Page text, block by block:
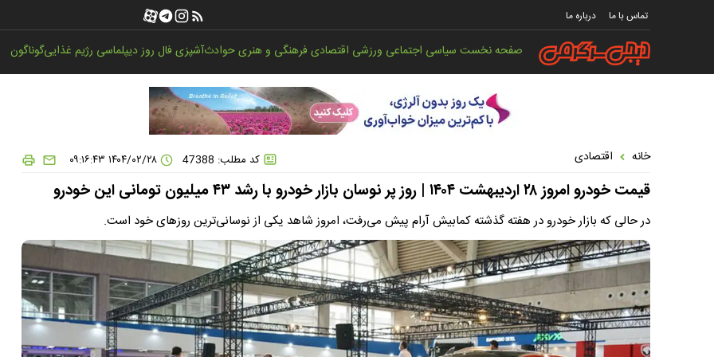
تماس با ما درباره ما
صفحه نخستسیاسی اجتماعی ورزشی اقتصادیفرهنگی و هنریحوادثآشپزیفال روزدیپلماسی رژیم غذاییگوناگون
خانه اقتصادی کد مطلب: 47388 ۱۴۰۴/۰۲/۲۸ ۰۹:۱۶:۴۳
قیمت خودرو امروز ۲۸ اردیبهشت ۱۴۰۴ | روز پر نوسان بازار خودرو با رشد ۴۳ میلیون تومانی این خودرو
در حالی‌ که بازار خودرو در هفته گذشته کمابیش آرام پیش می‌رفت، امروز شاهد یکی از نوسانی‌ترین روزهای خود است.